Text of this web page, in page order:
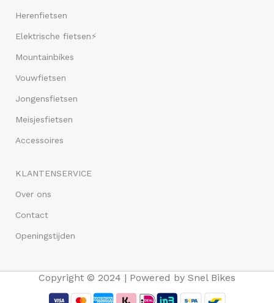
Herenfietsen
Elektrische fietsen⚡
Mountainbikes
Vouwfietsen
Jongensfietsen
Meisjesfietsen
Accessoires
KLANTENSERVICE
Over ons
Contact
Openingstijden
Copyright © 2024 | Powered by Snel Bikes